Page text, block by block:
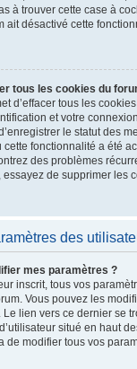
à trouver cette case à
ait désactivé cette
tous les cookies du
d’effacer tous les
et votre
le statut des
fonctionnalité a été
des problèmes
de supprimer les
des
mes paramètres ?
inscrit, tous vos
Vous pouvez les
Le lien vers ce dernier se
situé en haut
de modifier tous vos